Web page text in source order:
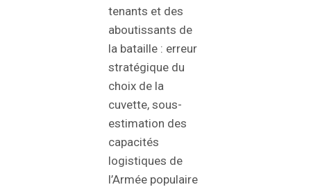
tenants et des
aboutissants de
la bataille : erreur
stratégique du
choix de la
cuvette, sous-
estimation des
capacités
logistiques de
l’Armée populaire